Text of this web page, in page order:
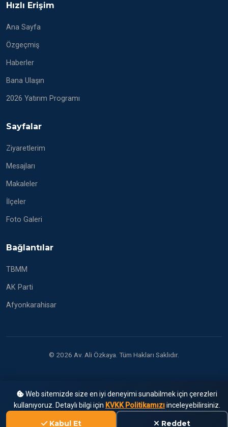
Hızlı Erişim
Ana Sayfa
Özgeçmiş
Haberler
Bana Ulaşın
2026 Yatırım Programı
Sayfalar
Ziyaretlerim
Mesajları
Makaleler
İlçeler
Foto Galeri
Bağlantılar
TBMM
AK Parti
Afyonkarahisar
© 2026 Av. Ali Özkaya. Tüm Hakları Saklıdır.
Web sitemizde size en iyi deneyimi sunabilmek için çerezleri
kullanıyoruz. Detaylı bilgi için KVKK Politikamızıinceleyebilirsiniz.
Kabul Et Reddet